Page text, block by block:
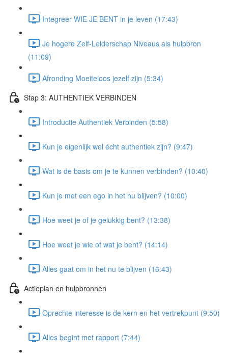
Integreer WIE JE BENT in je leven (17:43)
Je hogere Zelf-Leiderschap Niveaus als hulpbron
(11:09)
Afronding Moeiteloos jezelf zijn (5:34)
Stap 3: AUTHENTIEK VERBINDEN
Introductie Authentiek Verbinden (5:58)
Kun je eigenlijk wel écht authentiek zijn? (9:47)
Wat is de basis om je te kunnen verbinden? (10:40)
Kun je met een ego in het nu blijven? (10:00)
Hoe weet je of je gelukkig bent? (13:38)
Hoe weet je wie of wat je bent? (14:14)
Alles gaat om in het nu te blijven (16:43)
Actieplan en hulpbronnen
Oprechte interesse is de kern en het vertrekpunt (9:50)
Alles begint met rapport (7:44)